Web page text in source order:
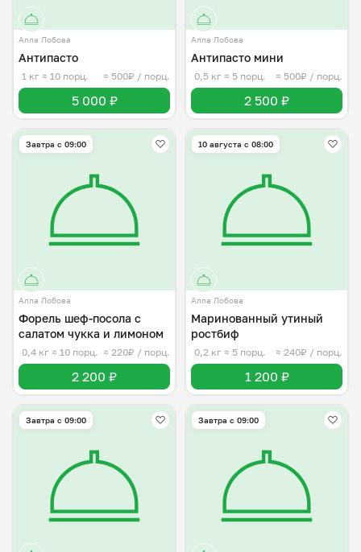
Алла Лобова
Антипасто
1 кг ≈ 10 порц. ≈ 500₽ / порц.
5 000 ₽
Алла Лобова
Антипасто мини
0,5 кг ≈ 5 порц. ≈ 500₽ / порц.
2 500 ₽
Завтра c 09:00
Алла Лобова
Форель шеф-посола с
салатом чукка и лимоном
0,4 кг ≈ 10 порц. ≈ 220₽ / порц.
2 200 ₽
10 августа с 08:00
Алла Лобова
Маринованный утиный
ростбиф
0,2 кг ≈ 5 порц. ≈ 240₽ / порц.
1 200 ₽
Завтра c 09:00 Завтра c 09:00